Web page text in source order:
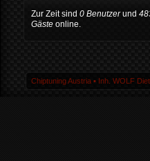
Zur Zeit sind 0 Benutzerund
Gäste online.
Chiptuning Austria ▪ Inh. WOLF